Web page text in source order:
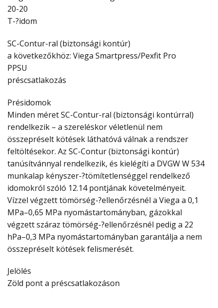
20-20
T-?idom
SC-Contur-ral (biztonsági kontúr)
a következőkhöz: Viega Smartpress/Pexfit Pro
PPSU
préscsatlakozás
Présidomok
Minden méret SC-Contur-ral (biztonsági kontúrral)
rendelkezik – a szereléskor véletlenül nem
összepréselt kötések láthatóvá válnak a rendszer
feltöltésekor. Az SC-Contur (biztonsági kontúr)
tanúsítvánnyal rendelkezik, és kielégíti a DVGW W 534
munkalap kényszer-?tömítetlenséggel rendelkező
idomokról szóló 12.14 pontjának követelményeit.
Vízzel végzett tömörség-?ellenőrzésnél a Viega a 0,1
MPa–0,65 MPa nyomástartományban, gázokkal
végzett száraz tömörség-?ellenőrzésnél pedig a 22
hPa–0,3 MPa nyomástartományban garantálja a nem
összepréselt kötések felismerését.
Jelölés
Zöld pont a préscsatlakozáson